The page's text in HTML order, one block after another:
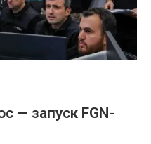
— запуск FGN-